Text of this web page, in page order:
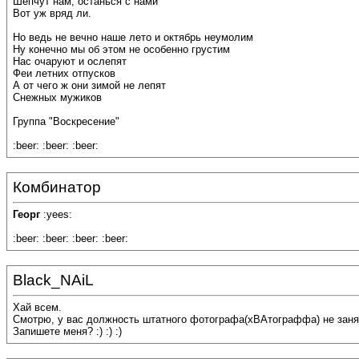
Вот уж вряд ли.
Но ведь не вечно наше лето и октябрь неумолим
Ну конечно мы об этом не особенно грустим
Нас очаруют и ослепят
Феи летних отпусков
А от чего ж они зимой не лепят
Снежных мужиков
Группа "Воскресение"
:beer: :beer: :beer:
Комбинатор
Георг :yees:
:beer: :beer: :beer: :beer:
Black_NAiL
Хай всем.
Смотрю, у вас должность штатного фотографа(хВАтограффа) не
Запишете меня? :) :) :)